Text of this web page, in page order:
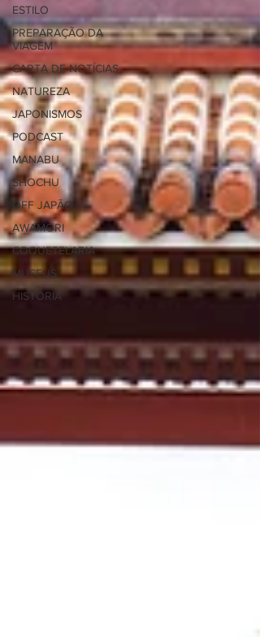
ESTILO
PREPARAÇÃO DA
VIAGEM
CARTA DE NOTÍCIAS
NATUREZA
JAPONISMOS
PODCAST
MANABU
SHOCHU
OFF JAPÃO
AWAMORI
COQUETELARIA
MUSEUS
HISTÓRIA